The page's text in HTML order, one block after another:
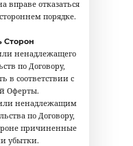
вправе отказаться
порядке.
Сторон
ненадлежащего
по Договору,
в соответствии с
Оферты.
ненадлежащим
по Договору,
причиненные
убытки.